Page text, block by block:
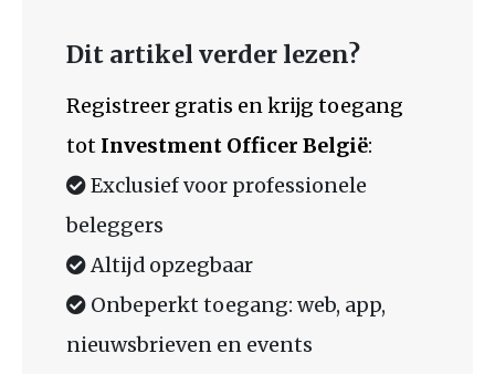
Dit artikel verder lezen?
Registreer gratis en krijg toegang
tot Investment Officer België:
Exclusief voor professionele
beleggers
Altijd opzegbaar
Onbeperkt toegang: web, app,
nieuwsbrieven en events